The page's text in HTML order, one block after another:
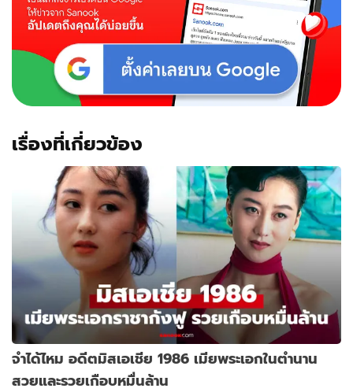
เรื่องที่เกี่ยวข้อง
จำได้ไหม อดีตมิสเอเชีย 1986 เมียพระเอกในตำนาน
สวยและรวยเกือบหมื่นล้าน